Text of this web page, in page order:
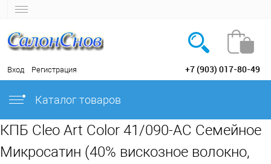
Вход Регистрация +7 (903) 017-80-49
Каталог товаров
КПБ Cleo Art Color 41/090-AC Семейное
Микросатин (40% вискозное волокно,